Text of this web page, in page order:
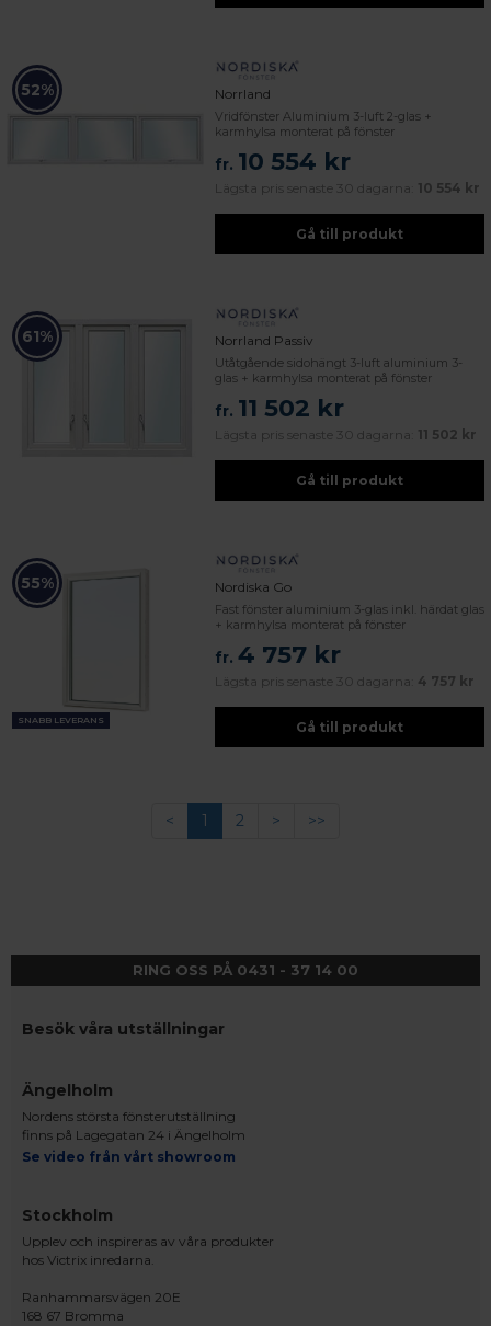
52% Norrland
Vridfönster Aluminium 3-luft 2-glas +
karmhylsa monterat på fönster
fr. 10 554 kr
Lägsta pris senaste 30 dagarna: 10 554 kr
Gå till produkt
61% Norrland Passiv
Utåtgående sidohängt 3-luft aluminium 3-
glas + karmhylsa monterat på fönster
fr. 11 502 kr
Lägsta pris senaste 30 dagarna: 11 502 kr
Gå till produkt
55%
SNABB LEVERANS
Nordiska Go
Fast fönster aluminium 3-glas inkl. härdat glas
+ karmhylsa monterat på fönster
fr. 4 757 kr
Lägsta pris senaste 30 dagarna: 4 757 kr
Gå till produkt
< 1 2 > >>
RING OSS PÅ 0431 - 37 14 00
Besök våra utställningar
Ängelholm
Nordens största fönsterutställning
finns på Lagegatan 24 i Ängelholm
Se video från vårt showroom
Stockholm
Upplev och inspireras av våra produkter
hos Victrix inredarna.
Ranhammarsvägen 20E
168 67 Bromma